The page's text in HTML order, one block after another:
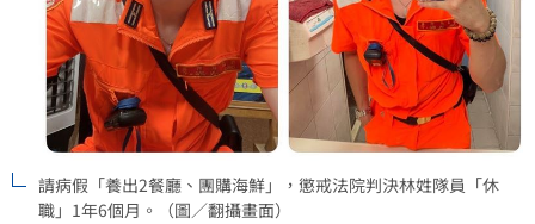
請病假「養出2餐廳、團購海鮮」，懲戒法院判決林姓隊員「休
職」1年6個月。（圖／翻攝畫面）